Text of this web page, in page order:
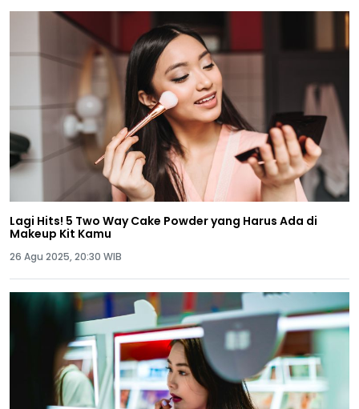
Lagi Hits! 5 Two Way Cake Powder yang Harus Ada di
Makeup Kit Kamu
26 Agu 2025, 20:30 WIB